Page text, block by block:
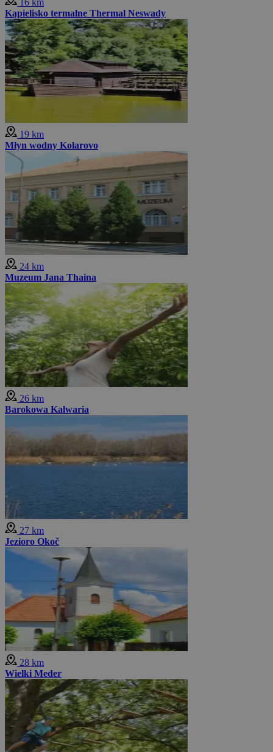
Kąpielisko termalne Thermal Neswady
19 km
Młyn wodny Kolarovo
24 km
Muzeum Jana Thaina
26 km
Barokowa Kalwaria
27 km
Jezioro Okoč
28 km
Wielki Meder